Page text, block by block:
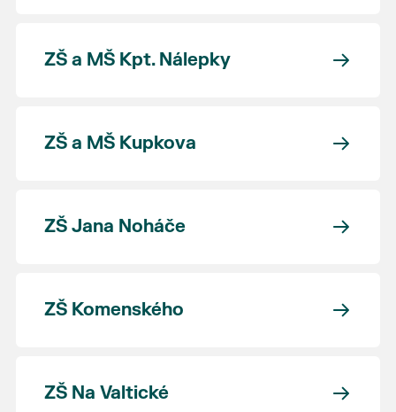
ZŠ a MŠ Kpt. Nálepky
ZŠ a MŠ Kupkova
ZŠ Jana Noháče
ZŠ Komenského
ZŠ Na Valtické